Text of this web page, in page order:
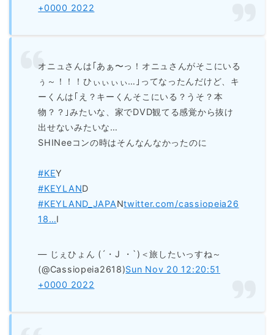
+0000 2022
オニュさんは｢あぁ〜っ！オニュさんがそこにいる
ぅ～！！！ひぃぃぃぃ…｣ってなったんだけど、キ
ーくんは｢え？キーくんそこにいる？うそ？本
物？？｣みたいな、家でDVD観てる感覚から抜け
出せないみたいな…
SHINeeコンの時はそんなんなかったのに
#KEY
#KEYLAND
#KEYLAND_JAPANtwitter.com/cassiopeia26
18…I
— じぇひょん (´・J ・`)＜旅したいっすね～
(@Cassiopeia2618)Sun Nov 20 12:20:51
+0000 2022